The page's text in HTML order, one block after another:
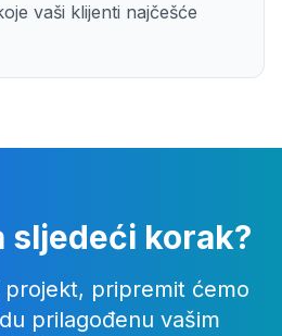
vaši klijenti najčešće
sljedeći korak?
projekt, pripremit ćemo
prilagođenu vašim